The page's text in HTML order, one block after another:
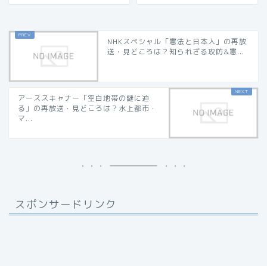
NHKスペシャル「憲法と日本人」の再放
送・見どころは？知られざる攻防&憲...
アーススキャナー「空白地帯の謎に迫
る」の再放送・見どころは？水上都市・
マ...
スポンサードリンク